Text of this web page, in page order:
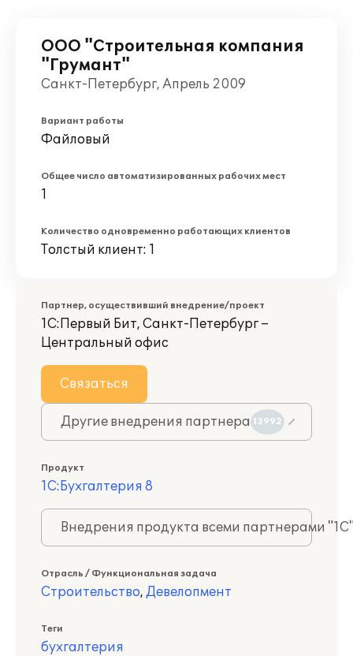
ООО "Строительная компания
"Грумант"
Санкт-Петербург, Апрель 2009
Вариант работы
Файловый
Общее число автоматизированных рабочих мест
1
Количество одновременно работающих клиентов
Толстый клиент: 1
Партнер, осуществивший внедрение/проект
1С:Первый Бит, Санкт-Петербург –
Центральный офис
Связаться
Другие внедрения партнера 13992
Продукт
1С:Бухгалтерия 8
Внедрения продукта всеми партнерами
Отрасль / Функциональная задача
Строительство, Девелопмент
Теги
бухгалтерия